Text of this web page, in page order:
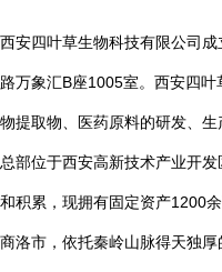
西安四叶草生物科技有限公司成
路万象汇B座1005室。西安四叶
物提取物、医药原料的研发、生
总部位于西安高新技术产业开发
和积累，现拥有固定资产1200
商洛市，依托秦岭山脉得天独